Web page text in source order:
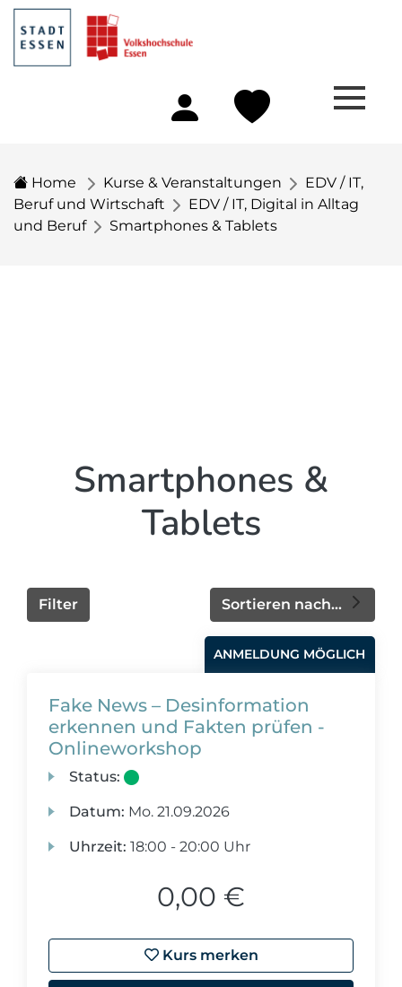
Home Kurse & Veranstaltungen
EDV / IT,
Beruf und Wirtschaft
EDV / IT, Digital in Alltag
und Beruf
Smartphones & Tablets
Smartphones &
Tablets
Sortieren nach...
Filter
ANMELDUNG MÖGLICH
Fake News – Desinformation
erkennen und Fakten prüfen -
Onlineworkshop
Status:
Datum: Mo. 21.09.2026
Uhrzeit: 18:00 - 20:00 Uhr
0,00 €
Kurs merken